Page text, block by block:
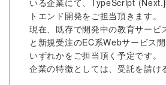
いる企業にて、TypeScript
トエンド開発をご担当頂きます。
現在、既存で開発中の教育サービ
と新規受注のEC系Webサービス開
いずれかをご担当頂く予定です。
企業の特徴としては、受託を請け